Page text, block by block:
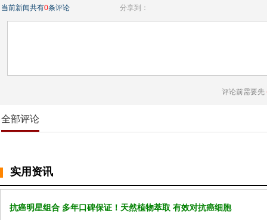
当前新闻共有0条评论 分享到：
评论前需要先
全部评论
实用资讯
抗癌明星组合 多年口碑保证！天然植物萃取 有效对抗癌细胞